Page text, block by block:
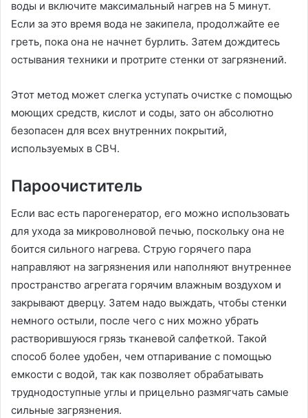
воды и включите максимальный нагрев на 5 минут.
Если за это время вода не закипела, продолжайте ее
греть, пока она не начнет бурлить. Затем дождитесь
остывания техники и протрите стенки от загрязнений.
Этот метод может слегка уступать очистке с помощью
моющих средств, кислот и соды, зато он абсолютно
безопасен для всех внутренних покрытий,
используемых в СВЧ.
Пароочиститель
Если вас есть парогенератор, его можно использовать
для ухода за микроволновой печью, поскольку она не
боится сильного нагрева. Струю горячего пара
направляют на загрязнения или наполняют внутреннее
пространство агрегата горячим влажным воздухом и
закрывают дверцу. Затем надо выждать, чтобы стенки
немного остыли, после чего с них можно убрать
растворившуюся грязь тканевой салфеткой. Такой
способ более удобен, чем отпаривание с помощью
емкости с водой, так как позволяет обрабатывать
труднодоступные углы и прицельно размягчать самые
сильные загрязнения.